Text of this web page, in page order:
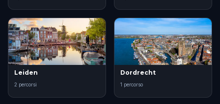
Leiden
2 percorsi
Dordrecht
1 percorso